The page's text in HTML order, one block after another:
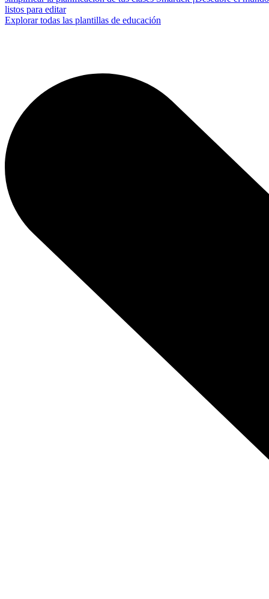
listos para editar
Explorar todas las plantillas de educación